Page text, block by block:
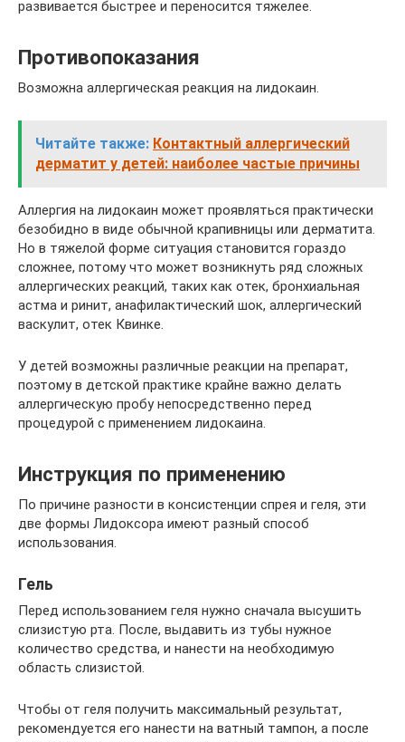
развивается быстрее и переносится тяжелее.
Противопоказания
Возможна аллергическая реакция на лидокаин.
Читайте также: Контактный аллергический
дерматит у детей: наиболее частые причины
Аллергия на лидокаин может проявляться практически
безобидно в виде обычной крапивницы или дерматита.
Но в тяжелой форме ситуация становится гораздо
сложнее, потому что может возникнуть ряд сложных
аллергических реакций, таких как отек, бронхиальная
астма и ринит, анафилактический шок, аллергический
васкулит, отек Квинке.
У детей возможны различные реакции на препарат,
поэтому в детской практике крайне важно делать
аллергическую пробу непосредственно перед
процедурой с применением лидокаина.
Инструкция по применению
По причине разности в консистенции спрея и геля, эти
две формы Лидоксора имеют разный способ
использования.
Гель
Перед использованием геля нужно сначала высушить
слизистую рта. После, выдавить из тубы нужное
количество средства, и нанести на необходимую
область слизистой.
Чтобы от геля получить максимальный результат,
рекомендуется его нанести на ватный тампон, а после